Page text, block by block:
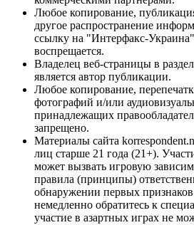
Любое копирование,
другое распространение
ссылку на "Интерфакс-
воспрещается.
Владелец веб-страницы в
является автор публикации.
Любое копирование,
фотографий и/или
принадлежащих
запрещено.
Материалы сайта
лиц старше 21 года (21+).
может вызвать игровую
правила (принципы)
обнаружении первых
немедленно обратитесь к
участие в азартных играх не